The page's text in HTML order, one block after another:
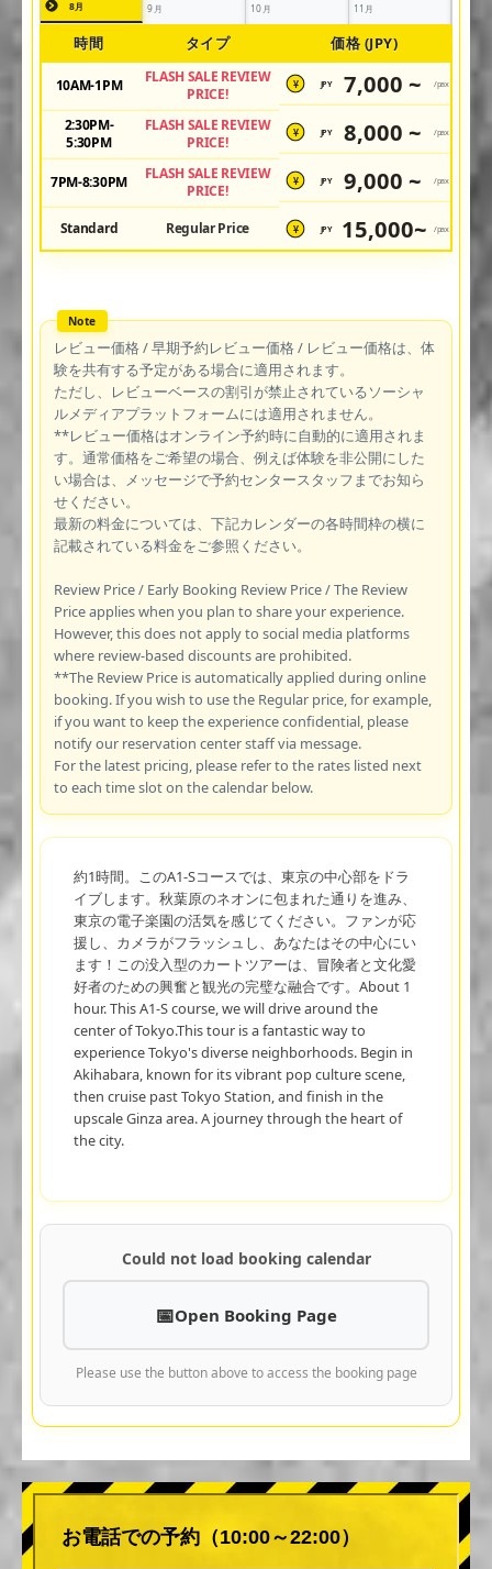
8月 9月 10月 11月
時間 タイプ 価格 (JPY)
10AM-1PM
FLASH SALE REVIEW
PRICE!
¥ JPY 7,000 ~ /pax
2:30PM-
5:30PM
FLASH SALE REVIEW
PRICE!
¥ JPY 8,000 ~ /pax
7PM-8:30PM
FLASH SALE REVIEW
PRICE!
¥ JPY 9,000 ~ /pax
Standard Regular Price ¥ JPY 15,000~ /pax
レビュー価格 / 早期予約レビュー価格 / レビュー価格は、体
験を共有する予定がある場合に適用されます。
ただし、レビューベースの割引が禁止されているソーシャ
ルメディアプラットフォームには適用されません。
**レビュー価格はオンライン予約時に自動的に適用されま
す。通常価格をご希望の場合、例えば体験を非公開にした
い場合は、メッセージで予約センタースタッフまでお知ら
せください。
最新の料金については、下記カレンダーの各時間枠の横に
記載されている料金をご参照ください。
Review Price / Early Booking Review Price / The Review
Price applies when you plan to share your experience.
However, this does not apply to social media platforms
where review-based discounts are prohibited.
**The Review Price is automatically applied during online
booking. If you wish to use the Regular price, for example,
if you want to keep the experience confidential, please
notify our reservation center staff via message.
For the latest pricing, please refer to the rates listed next
to each time slot on the calendar below.
約1時間。このA1-Sコースでは、東京の中心部をドラ
イブします。秋葉原のネオンに包まれた通りを進み、
東京の電子楽園の活気を感じてください。ファンが応
援し、カメラがフラッシュし、あなたはその中心にい
ます！この没入型のカートツアーは、冒険者と文化愛
好者のための興奮と観光の完璧な融合です。About 1
hour. This A1-S course, we will drive around the
center of Tokyo.This tour is a fantastic way to
experience Tokyo's diverse neighborhoods. Begin in
Akihabara, known for its vibrant pop culture scene,
then cruise past Tokyo Station, and finish in the
upscale Ginza area. A journey through the heart of
the city.
Could not load booking calendar
Open Booking Page
Please use the button above to access the booking page
お電話での予約（10:00～22:00）